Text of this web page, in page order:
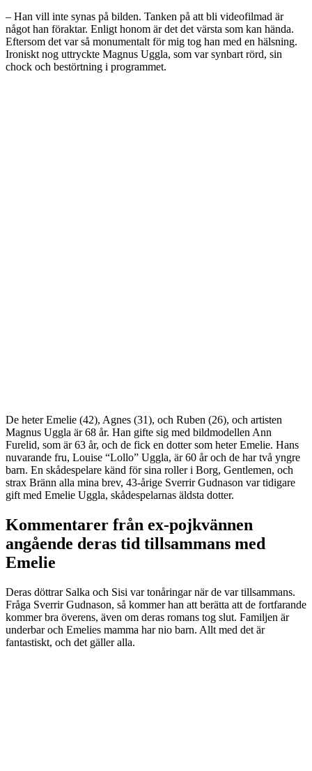
– Han vill inte synas på bilden. Tanken på att bli videofilmad är
något han föraktar. Enligt honom är det det värsta som kan hända.
Eftersom det var så monumentalt för mig tog han med en hälsning.
Ironiskt nog uttryckte Magnus Uggla, som var synbart rörd, sin
chock och bestörtning i programmet.
De heter Emelie (42), Agnes (31), och Ruben (26), och artisten
Magnus Uggla är 68 år. Han gifte sig med bildmodellen Ann
Furelid, som är 63 år, och de fick en dotter som heter Emelie. Hans
nuvarande fru, Louise “Lollo” Uggla, är 60 år och de har två yngre
barn. En skådespelare känd för sina roller i Borg, Gentlemen, och
strax Bränn alla mina brev, 43-årige Sverrir Gudnason var tidigare
gift med Emelie Uggla, skådespelarnas äldsta dotter.
Kommentarer från ex-pojkvännen
angående deras tid tillsammans med
Emelie
Deras döttrar Salka och Sisi var tonåringar när de var tillsammans.
Fråga Sverrir Gudnason, så kommer han att berätta att de fortfarande
kommer bra överens, även om deras romans tog slut. Familjen är
underbar och Emelies mamma har nio barn. Allt med det är
fantastiskt, och det gäller alla.